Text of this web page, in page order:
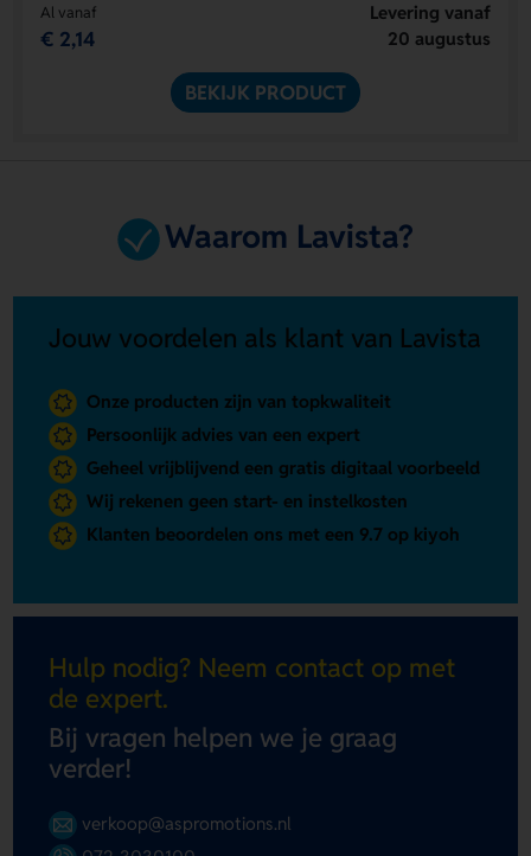
Al vanaf
€ 2,14
Levering vanaf
20 augustus
BEKIJK PRODUCT
Waarom Lavista?
Jouw voordelen als klant van Lavista
Onze producten zijn van topkwaliteit
Persoonlijk advies van een expert
Geheel vrijblijvend een gratis digitaal voorbeeld
Wij rekenen geen start- en instelkosten
Klanten beoordelen ons met een 9.7 op kiyoh
Hulp nodig? Neem contact op met
de expert.
Bij vragen helpen we je graag
verder!
verkoop@aspromotions.nl